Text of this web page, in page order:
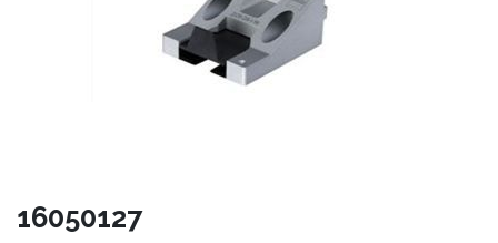
16050127